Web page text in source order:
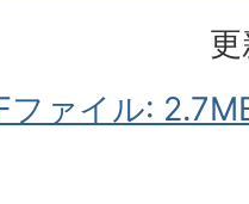
ファイル: